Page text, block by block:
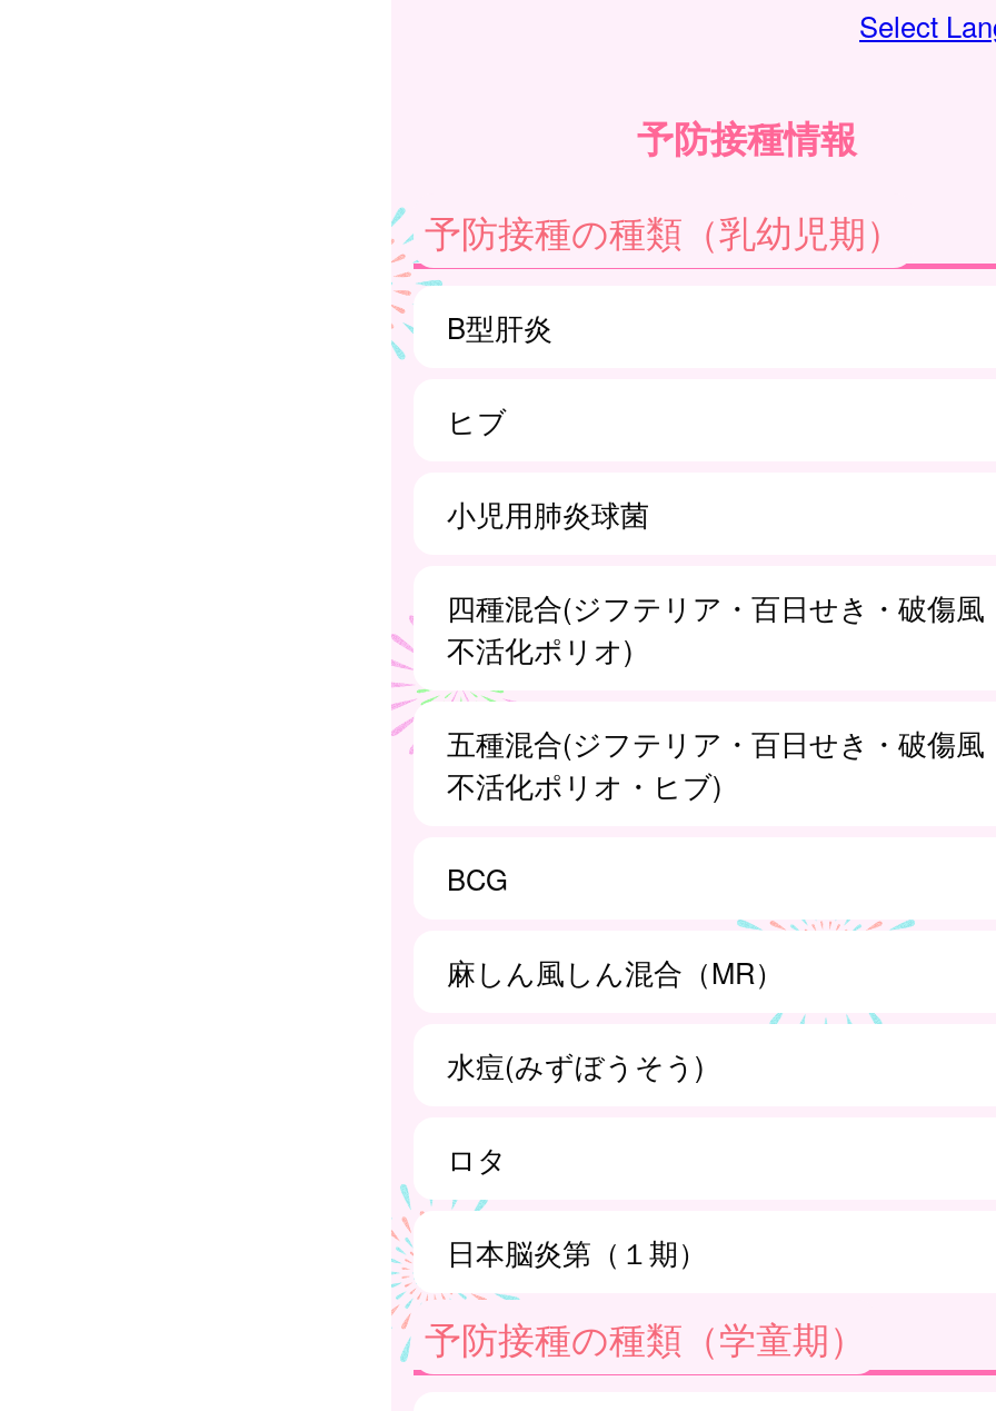
Select
予防接種情報
予防接種の種類（乳幼児期）
B型肝炎
ヒブ
小児用肺炎球菌
四種混合(ジフテリア・百日せき・破傷風
不活化ポリオ)
五種混合(ジフテリア・百日せき・破傷風
不活化ポリオ・ヒブ)
BCG
麻しん風しん混合（MR）
水痘(みずぼうそう)
ロタ
日本脳炎第（１期）
予防接種の種類（学童期）